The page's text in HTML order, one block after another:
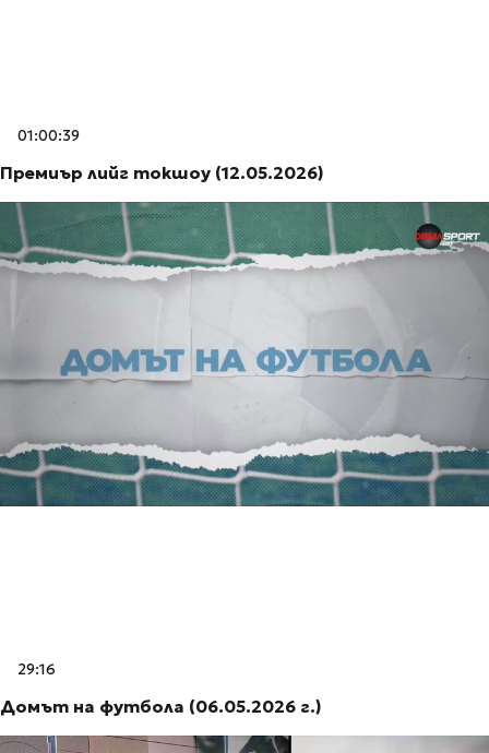
01:00:39
Премиър лийг токшоу (12.05.2026)
29:16
Домът на футбола (06.05.2026 г.)